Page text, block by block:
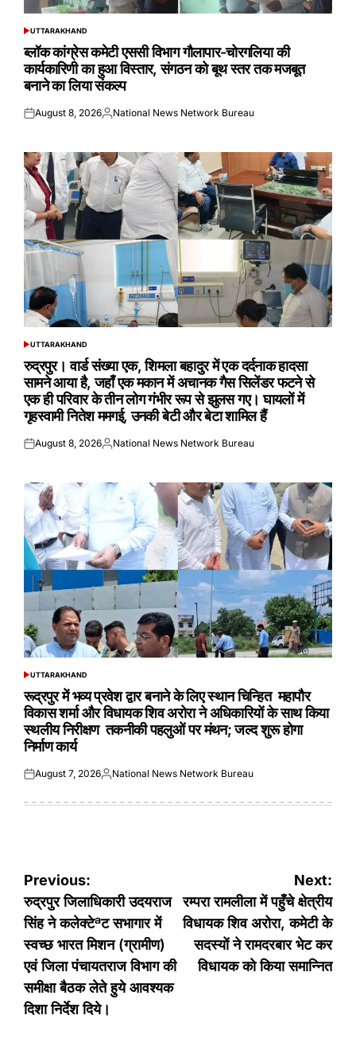
POSTED
UTTARAKHAND
ब्लॉक कांग्रेस कमेटी एससी विभाग गौलापार-चोरगलिया की
कार्यकारिणी का हुआ विस्तार, संगठन को बूथ स्तर तक मजबूत
बनाने का लिया संकल्प
Posted
August 8, 2026Posted
National News Network Bureau
POSTED
UTTARAKHAND
रुद्रपुर। वार्ड संख्या एक, शिमला बहादुर में एक दर्दनाक हादसा
सामने आया है, जहाँ एक मकान में अचानक गैस सिलेंडर फटने से
एक ही परिवार के तीन लोग गंभीर रूप से झुलस गए। घायलों में
गृहस्वामी नितेश ममगई, उनकी बेटी और बेटा शामिल हैं
Posted
August 8, 2026Posted
National News Network Bureau
POSTED
UTTARAKHAND
रूद्रपुर में भव्य प्रवेश द्वार बनाने के लिए स्थान चिन्हित महापौर
विकास शर्मा और विधायक शिव अरोरा ने अधिकारियों के साथ किया
स्थलीय निरीक्षण तकनीकी पहलुओं पर मंथन; जल्द शुरू होगा
निर्माण कार्य
Posted
August 7, 2026Posted
National News Network Bureau
Post
navigation
Previous:
रुद्रपुर जिलाधिकारी उदयराज
सिंह ने कलेक्टेªट सभागार में
स्वच्छ भारत मिशन (ग्रामीण)
एवं जिला पंचायतराज विभाग की
समीक्षा बैठक लेते हुये आवश्यक
दिशा निर्देश दिये।
Next:
रम्परा रामलीला में पहुँचे क्षेत्रीय
विधायक शिव अरोरा, कमेटी के
सदस्यों ने रामदरबार भेट कर
विधायक को किया समान्नित